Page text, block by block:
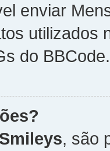
enviar
utilizados
do BBCode.
Smileys, são